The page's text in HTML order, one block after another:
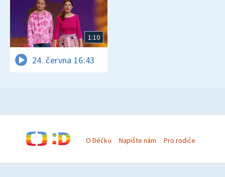
1:10
24. června 16:43
O Déčku Napište nám Pro rodiče